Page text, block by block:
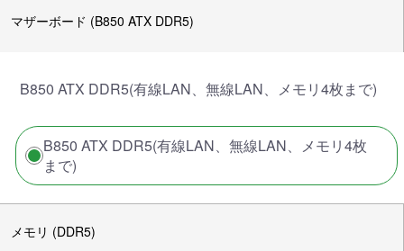
マザーボード (B850 ATX DDR5)
B850 ATX DDR5(有線LAN、無線LAN、メモリ4枚まで)
B850 ATX DDR5(有線LAN、無線LAN、メモリ4枚
まで)
メモリ (DDR5)